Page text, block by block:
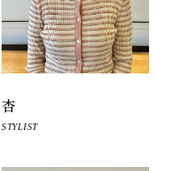
杏
STYLIST